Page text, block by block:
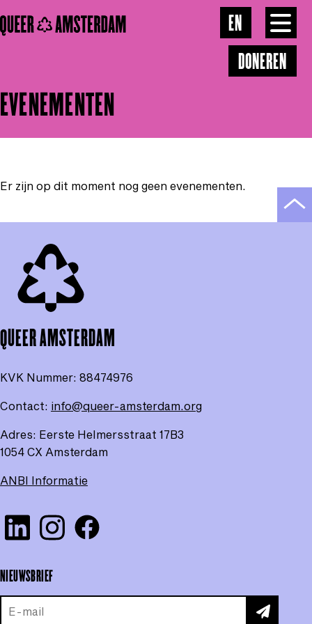
EN
DONEREN
menu
ONZE VISIE
GALERIJ
NIEUWS
CONTACT
EVENEMENTEN
Er zijn op dit moment nog geen evenementen.
naar
QUEER AMSTERDAM
KVK Nummer: 88474976
Contact: info@queer-amsterdam.org
Adres: Eerste Helmersstraat 17B3
1054 CX Amsterdam
ANBI Informatie
Visit our Linkedin
Check our Instagram
Check our Facebook
NIEUWSBRIEF